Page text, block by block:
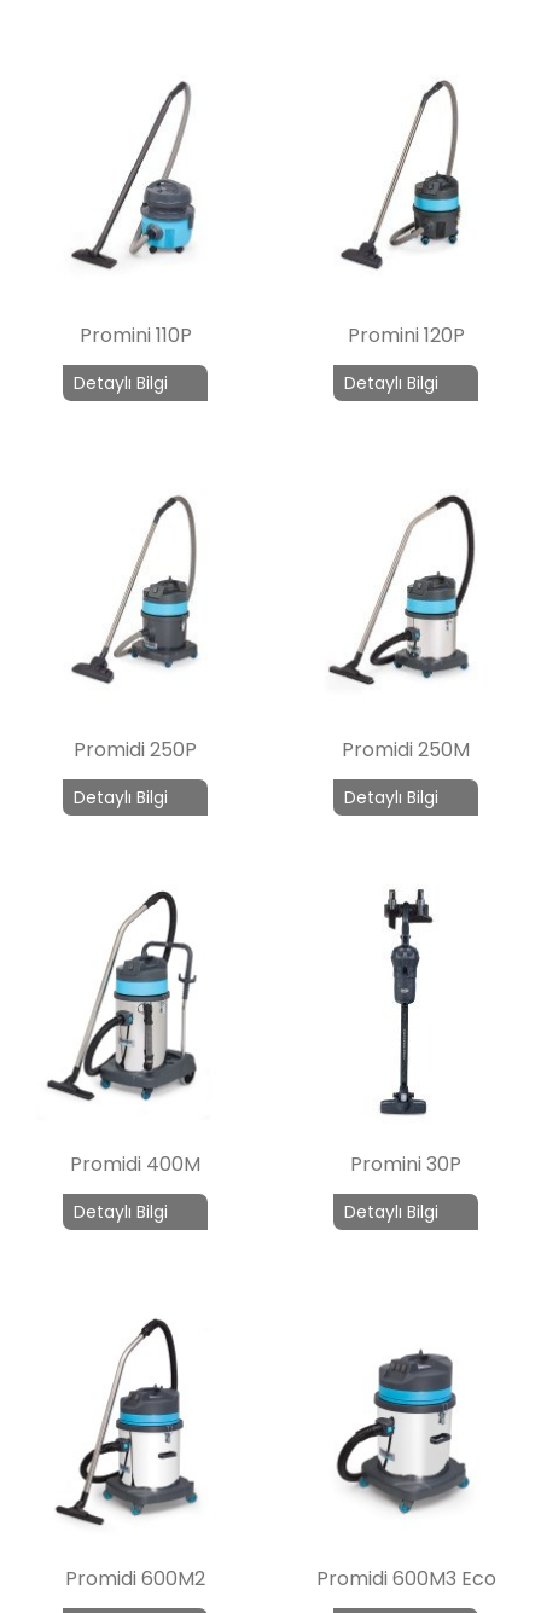
Promini 110P
Detaylı Bilgi
Promini 120P
Detaylı Bilgi
Promidi 250P
Detaylı Bilgi
Promidi 250M
Detaylı Bilgi
Promidi 400M
Detaylı Bilgi
Promini 30P
Detaylı Bilgi
Promidi 600M2 Promidi 600M3 Eco